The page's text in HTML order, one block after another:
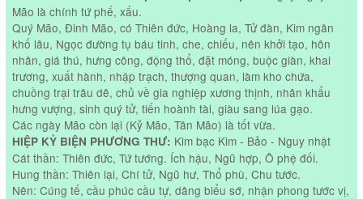
Mão là chính tứ phế, xấu.
Quý Mão, Đinh Mão, có Thiên đức, Hoàng la, Tử đàn, Kim ngân
khố lâu, Ngọc đường tụ báu tinh, che, chiếu, nên khởi tạo, hôn
nhân, giá thú, hưng công, động thổ, đặt móng, buộc giàn, khai
trương, xuất hành, nhập trạch, thượng quan, làm kho chứa,
chuồng trại trâu dê, chủ về gia nghiệp xương thịnh, nhân khẩu
hưng vượng, sinh quý tử, tiến hoành tài, giàu sang lúa gạo.
Các ngày Mão còn lại (Kỷ Mão, Tân Mão) là tốt vừa.
HIỆP KỶ BIỆN PHƯƠNG THƯ: Kim bạc Kim - Bảo - Nguy nhật
Cát thần: Thiên đức, Tứ tướng. Ích hậu, Ngũ hợp, Ô phệ đối.
Hung thần: Thiên lại, Chí tử, Ngũ hư, Thổ phù, Chu tước.
Nên: Cúng tế, cầu phúc cầu tự, dâng biểu sớ, nhận phong tước vị,